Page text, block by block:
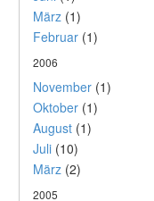
März (1)
Februar (1)
2006
November (1)
Oktober (1)
August (1)
Juli (10)
März (2)
2005